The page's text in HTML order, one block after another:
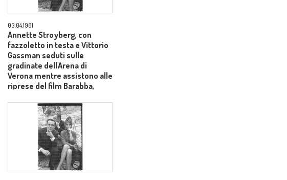
03.04.1961
Annette Stroyberg, con
fazzoletto in testa e Vittorio
Gassman seduti sulle
gradinate dell'Arena di
Verona mentre assistono alle
riprese del film Barabba,
Laurentiis - totale